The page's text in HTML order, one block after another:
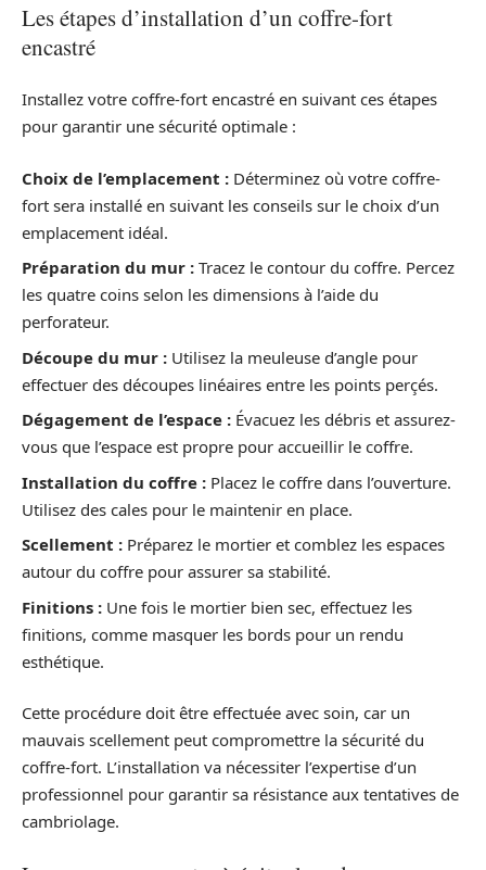
Les étapes d’installation d’un coffre-fort
encastré
Installez votre coffre-fort encastré en suivant ces étapes
pour garantir une sécurité optimale :
Choix de l’emplacement : Déterminez où votre coffre-
fort sera installé en suivant les conseils sur le choix d’un
emplacement idéal.
Préparation du mur : Tracez le contour du coffre. Percez
les quatre coins selon les dimensions à l’aide du
perforateur.
Découpe du mur : Utilisez la meuleuse d’angle pour
effectuer des découpes linéaires entre les points perçés.
Dégagement de l’espace : Évacuez les débris et assurez-
vous que l’espace est propre pour accueillir le coffre.
Installation du coffre : Placez le coffre dans l’ouverture.
Utilisez des cales pour le maintenir en place.
Scellement : Préparez le mortier et comblez les espaces
autour du coffre pour assurer sa stabilité.
Finitions : Une fois le mortier bien sec, effectuez les
finitions, comme masquer les bords pour un rendu
esthétique.
Cette procédure doit être effectuée avec soin, car un
mauvais scellement peut compromettre la sécurité du
coffre-fort. L’installation va nécessiter l’expertise d’un
professionnel pour garantir sa résistance aux tentatives de
cambriolage.